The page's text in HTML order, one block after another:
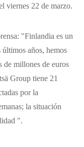
viernes 22 de marzo.
"Finlandia es un
años, hemos
de millones de euros
Group tiene 21
por la
la situación
".